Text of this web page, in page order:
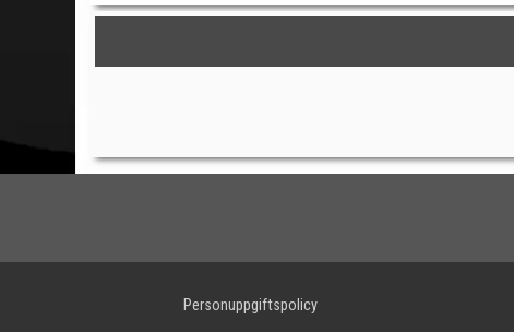
Personuppgiftspolicy